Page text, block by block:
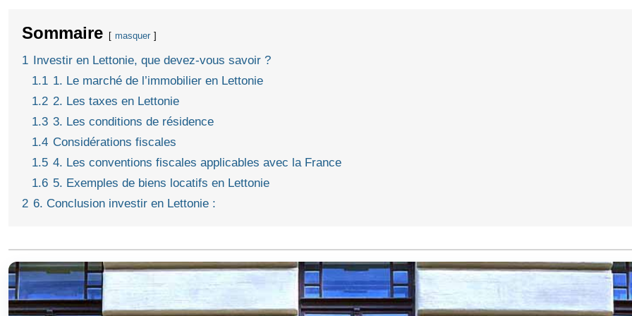
Sommaire masquer
1 Investir en Lettonie, que devez-vous savoir ?
1.1 1. Le marché de l’immobilier en Lettonie
1.2 2. Les taxes en Lettonie
1.3 3. Les conditions de résidence
1.4 Considérations fiscales
1.5 4. Les conventions fiscales applicables avec la France
1.6 5. Exemples de biens locatifs en Lettonie
2 6. Conclusion investir en Lettonie :